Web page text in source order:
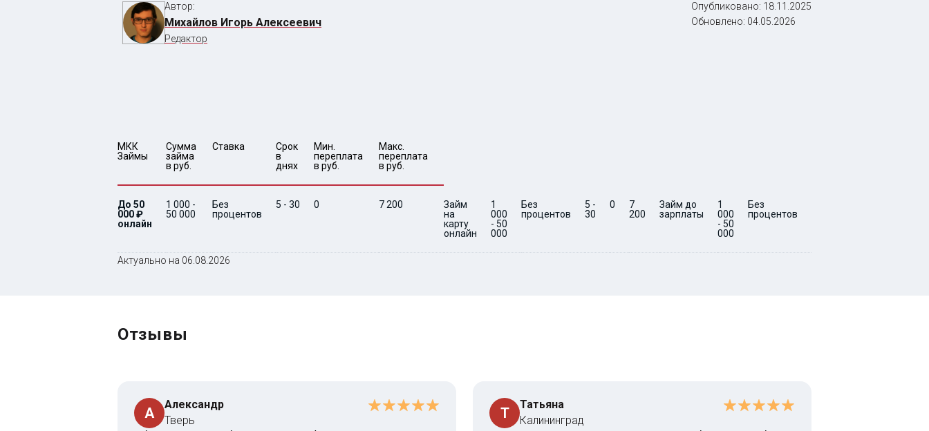
Автор:
Михайлов Игорь Алексеевич
Редактор
Опубликовано: 18.11.2025
Обновлено: 04.05.2026
МКК
Займы
Сумма
займа
в руб.
Ставка
Срок
в
днях
Мин.
переплата
в руб.
Макс.
переплата
в руб.
До 50
000 ₽
онлайн
1 000 -
50 000
Без
процентов
5 - 30 0 7 200
Займ
на
карту
онлайн
1
000
- 50
000
Без
процентов
5 -
30
0
7
200
Займ до
зарплаты
1
000
- 50
000
Без
процентов
Актуально на 06.08.2026
Отзывы
А
Александр
Тверь
Т
Татьяна
Калининград